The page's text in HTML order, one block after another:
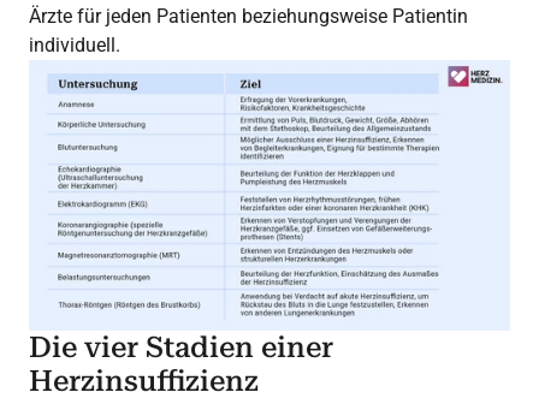
Ärzte für jeden Patienten beziehungsweise Patientin
individuell.
Die vier Stadien einer
Herzinsuffizienz